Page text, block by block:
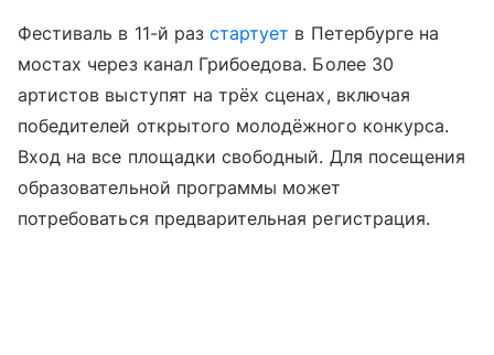
Фестиваль в 11-й разстартует в Петербурге на
мостах через канал Грибоедова. Более 30
артистов выступят на трёх сценах, включая
победителей открытого молодёжного конкурса.
Вход на все площадки свободный. Для посещения
образовательной программы может
потребоваться предварительная регистрация.